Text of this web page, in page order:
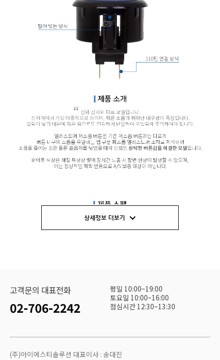
고객문의 대표전화
02-706-2242
평일 10:00~19:00
토요일 10:00~16:00
점심시간 12:30~13:30
(주)아이에스티솔루션 대표이사 : 송대진